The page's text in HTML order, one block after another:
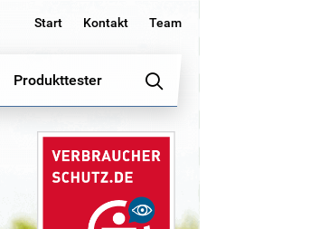
Start Kontakt Team
Produkttester